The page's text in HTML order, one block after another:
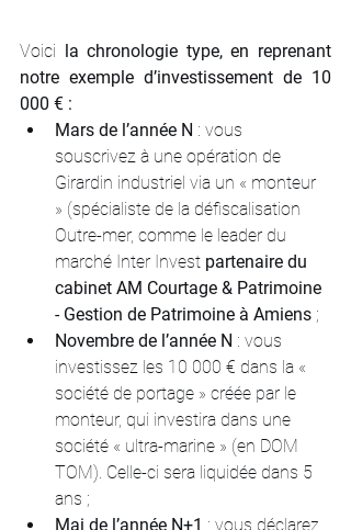
Voici la chronologie type, en reprenant
notre exemple d’investissement de 10
000 € :
Mars de l’année N : vous
souscrivez à une opération de
Girardin industriel via un « monteur
» (spécialiste de la défiscalisation
Outre-mer, comme le leader du
marché Inter Invest partenaire du
cabinet AM Courtage & Patrimoine
- Gestion de Patrimoine à Amiens ;
Novembre de l’année N : vous
investissez les 10 000 € dans la «
société de portage » créée par le
monteur, qui investira dans une
société « ultra-marine » (en DOM
TOM). Celle-ci sera liquidée dans 5
ans ;
Mai de l’année N+1 : vous déclarez